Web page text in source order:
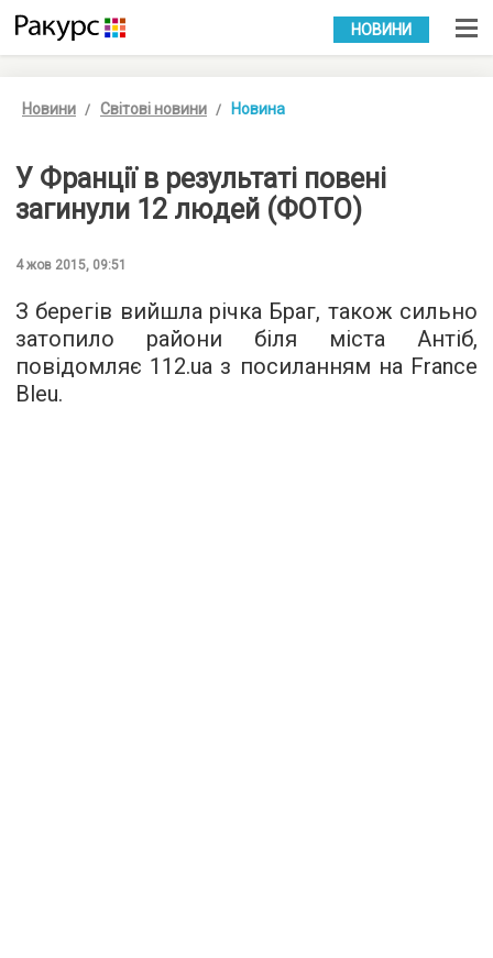
УКР РУС
НОВИНИ
Новини Світові новини Новина
У Франції в результаті повені
загинули 12 людей (ФОТО)
4 жов 2015, 09:51
З берегів вийшла річка Браг, також сильно
затопило райони біля міста Антіб,
повідомляє 112.ua з посиланням на France
Bleu.